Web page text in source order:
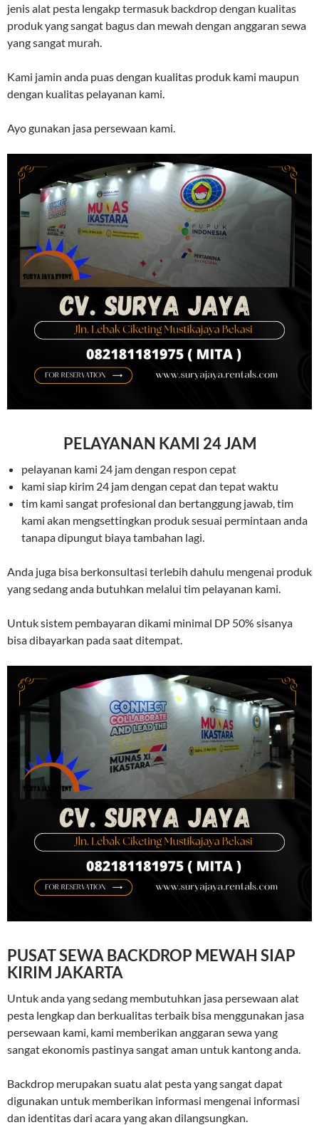
jenis alat pesta lengakp termasuk backdrop dengan kualitas
produk yang sangat bagus dan mewah dengan anggaran sewa
yang sangat murah.
Kami jamin anda puas dengan kualitas produk kami maupun
dengan kualitas pelayanan kami.
Ayo gunakan jasa persewaan kami.
PELAYANAN KAMI 24 JAM
pelayanan kami 24 jam dengan respon cepat
kami siap kirim 24 jam dengan cepat dan tepat waktu
tim kami sangat profesional dan bertanggung jawab, tim
kami akan mengsettingkan produk sesuai permintaan anda
tanapa dipungut biaya tambahan lagi.
Anda juga bisa berkonsultasi terlebih dahulu mengenai produk
yang sedang anda butuhkan melalui tim pelayanan kami.
Untuk sistem pembayaran dikami minimal DP 50% sisanya
bisa dibayarkan pada saat ditempat.
PUSAT SEWA BACKDROP MEWAH SIAP
KIRIM JAKARTA
Untuk anda yang sedang membutuhkan jasa persewaan alat
pesta lengkap dan berkualitas terbaik bisa menggunakan jasa
persewaan kami, kami memberikan anggaran sewa yang
sangat ekonomis pastinya sangat aman untuk kantong anda.
Backdrop merupakan suatu alat pesta yang sangat dapat
digunakan untuk memberikan informasi mengenai informasi
dan identitas dari acara yang akan dilangsungkan.